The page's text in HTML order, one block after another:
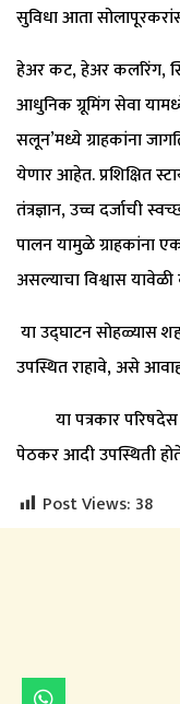
सुविधा आता
हेअर कट, हेअर कलरिंग,
आधुनिक ग्रूमिंग सेवा
सलून’मध्ये ग्राहकांना
येणार आहेत. प्रशिक्षित
तंत्रज्ञान, उच्च दर्जाची
पालन यामुळे ग्राहकांना
असल्याचा विश्वास
या उद्घाटन सोहळ्यास
उपस्थित राहावे, असे
या पत्रकार
पेठकर आदी उपस्थिती
Post Views:38